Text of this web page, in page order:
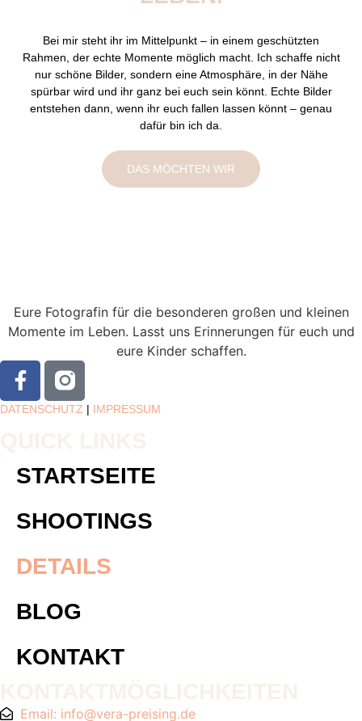
Bei mir steht ihr im Mittelpunkt – in einem geschützten
Rahmen, der echte Momente möglich macht. Ich schaffe nicht
nur schöne Bilder, sondern eine Atmosphäre, in der Nähe
spürbar wird und ihr ganz bei euch sein könnt. Echte Bilder
entstehen dann, wenn ihr euch fallen lassen könnt – genau
dafür bin ich da.
DAS MÖCHTEN WIR
Eure Fotografin für die besonderen großen und kleinen
Momente im Leben. Lasst uns Erinnerungen für euch und
eure Kinder schaffen.
DATENSCHUTZ | IMPRESSUM
STARTSEITE
SHOOTINGS
DETAILS
BLOG
KONTAKT
Email: info@vera-preising.de